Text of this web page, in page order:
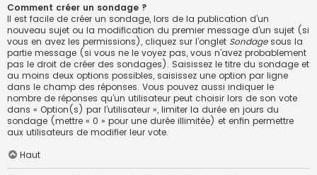
Comment créer un sondage ?
Il est facile de créer un sondage, lors de la publication d’un
nouveau sujet ou la modification du premier message d’un sujet (si
vous en avez les permissions), cliquez sur l’onglet Sondagesous la
partie message (si vous ne le voyez pas, vous n’avez probablement
pas le droit de créer des sondages). Saisissez le titre du sondage et
au moins deux options possibles, saisissez une option par ligne
dans le champ des réponses. Vous pouvez aussi indiquer le
nombre de réponses qu’un utilisateur peut choisir lors de son vote
dans « Option(s) par l’utilisateur », limiter la durée en jours du
sondage (mettre « 0 » pour une durée illimitée) et enfin permettre
aux utilisateurs de modifier leur vote.
Haut